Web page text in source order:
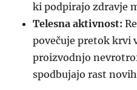
ki podpirajo zdravje
Telesna aktivnost:
povečuje pretok krvi
proizvodnjo
spodbujajo rast